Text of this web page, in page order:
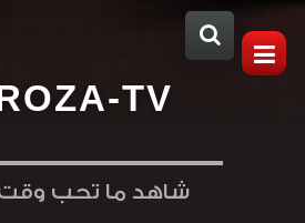
OZA-TV
شاهد ما تحب